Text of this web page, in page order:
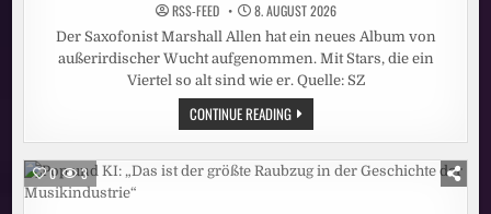
RSS-FEED 8. AUGUST 2026
Der Saxofonist Marshall Allen hat ein neues Album von
außerirdischer Wucht aufgenommen. Mit Stars, die ein
Viertel so alt sind wie er. Quelle: SZ
CONTINUE READINGJAZZ:
102
JAHRE
UND
KEIN
BISSCHEN
0 3